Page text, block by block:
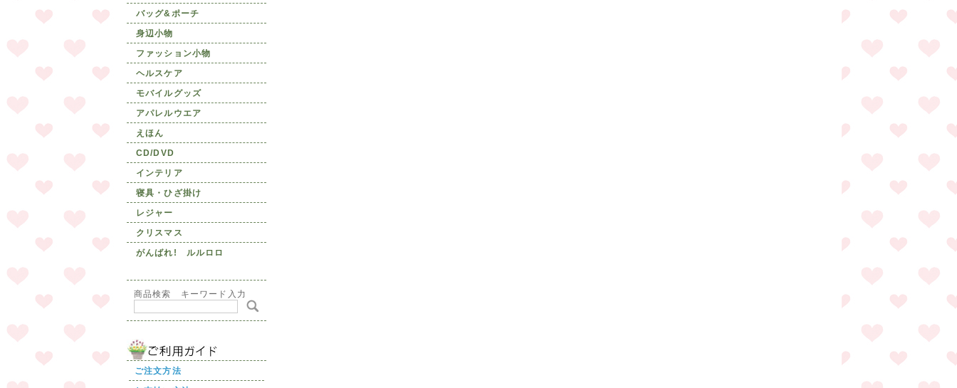
バッグ&ポーチ
身辺小物
ファッション小物
ヘルスケア
モバイルグッズ
アパレルウエア
えほん
CD/DVD
インテリア
寝具・ひざ掛け
レジャー
クリスマス
がんばれ! ルルロロ
商品検索 キーワード入力
ご注文方法